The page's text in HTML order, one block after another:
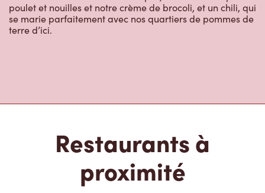
poulet et nouilles et notre crème de brocoli, et un chili, qui
se marie parfaitement avec nos quartiers de pommes de
terre d’ici.
Restaurants à
proximité